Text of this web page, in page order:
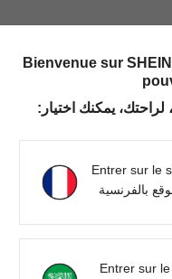
Bienvenue sur
يمكنك اختيار:
Entrer sur le
بالفرنسية
Entrer sur